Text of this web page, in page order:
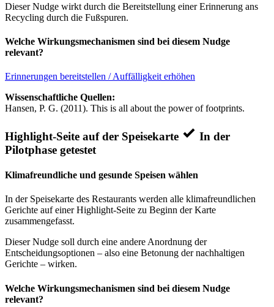
Dieser Nudge wirkt durch die Bereitstellung einer Erinnerung ans
Recycling durch die Fußspuren.
Welche Wirkungsmechanismen sind bei diesem Nudge
relevant?
Erinnerungen bereitstellen / Auffälligkeit erhöhen
Wissenschaftliche Quellen:
Hansen, P. G. (2011). This is all about the power of footprints.
Highlight-Seite auf der Speisekarte
In der
Pilotphase getestet
Klimafreundliche und gesunde Speisen wählen
In der Speisekarte des Restaurants werden alle klimafreundlichen
Gerichte auf einer Highlight-Seite zu Beginn der Karte
zusammengefasst.
Dieser Nudge soll durch eine andere Anordnung der
Entscheidungsoptionen – also eine Betonung der nachhaltigen
Gerichte – wirken.
Welche Wirkungsmechanismen sind bei diesem Nudge
relevant?